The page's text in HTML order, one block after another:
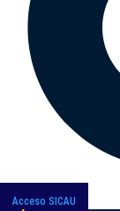
Acceso SICAU